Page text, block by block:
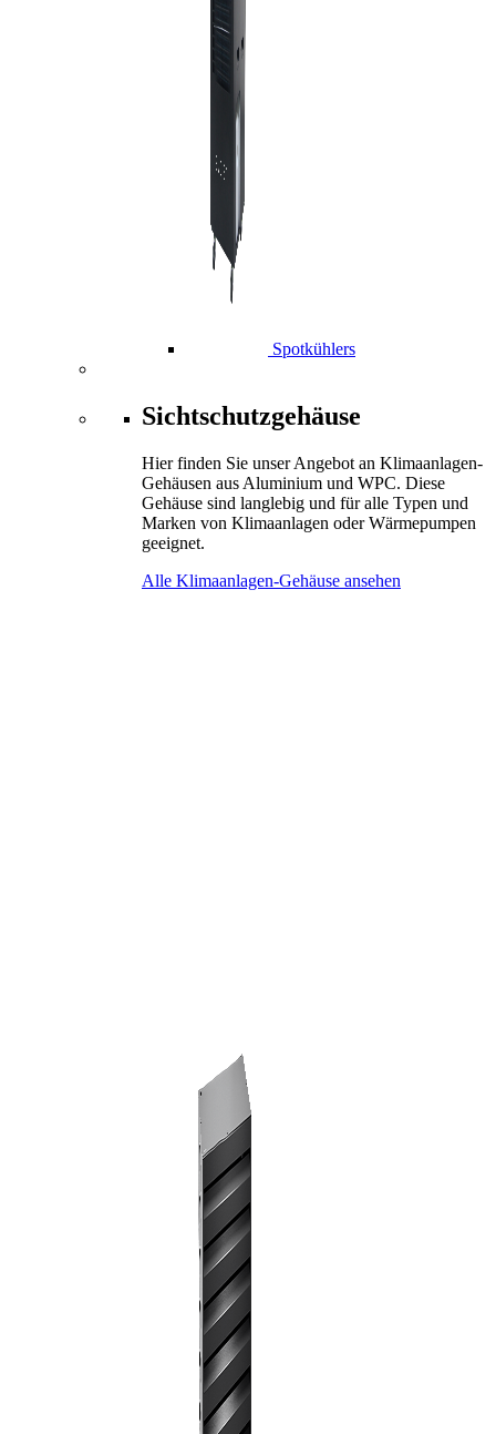
Spotkühlers
Sichtschutzgehäuse
Hier finden Sie unser Angebot an Klimaanlagen-
Gehäusen aus Aluminium und WPC. Diese
Gehäuse sind langlebig und für alle Typen und
Marken von Klimaanlagen oder Wärmepumpen
geeignet.
Alle Klimaanlagen-Gehäuse ansehen